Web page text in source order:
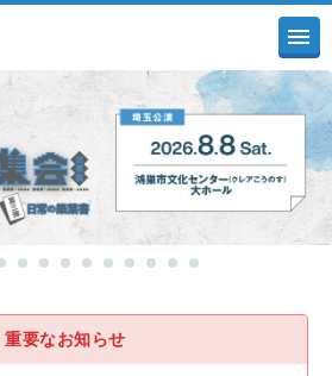
重要なお知らせ